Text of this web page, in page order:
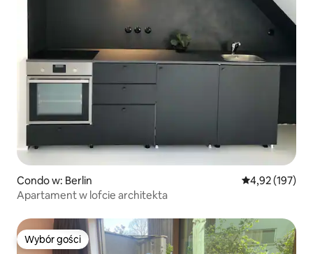
Condo w: Berlin Średnia
4,92 (197)
Apartament w lofcie architekta
Wybór gości
Wybór gości